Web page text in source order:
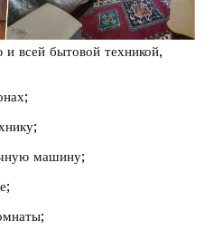
всей бытовой техникой,
машину;